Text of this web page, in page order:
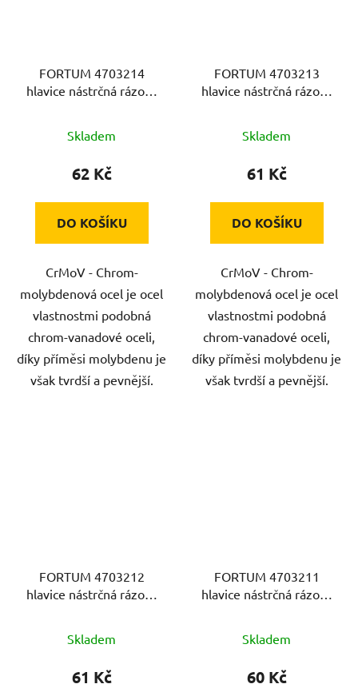
FORTUM 4703214
hlavice nástrčná rázová
Skladem
62 Kč
DO KOŠÍKU
CrMoV - Chrom-
molybdenová ocel je ocel
vlastnostmi podobná
chrom-vanadové oceli,
díky příměsi molybdenu je
však tvrdší a pevnější.
FORTUM 4703213
hlavice nástrčná rázová
Skladem
61 Kč
DO KOŠÍKU
CrMoV - Chrom-
molybdenová ocel je ocel
vlastnostmi podobná
chrom-vanadové oceli,
díky příměsi molybdenu je
však tvrdší a pevnější.
FORTUM 4703212
hlavice nástrčná rázová
Skladem
61 Kč
FORTUM 4703211
hlavice nástrčná rázová
Skladem
60 Kč